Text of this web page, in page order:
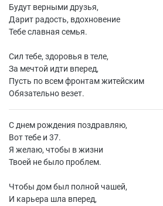
Будут верными друзья,
Дарит радость, вдохновение
Тебе славная семья.
Сил тебе, здоровья в теле,
За мечтой идти вперед,
Пусть по всем фронтам житейским
Обязательно везет.
С днем рождения поздравляю,
Вот тебе и 37.
Я желаю, чтобы в жизни
Твоей не было проблем.
Чтобы дом был полной чашей,
И карьера шла вперед,